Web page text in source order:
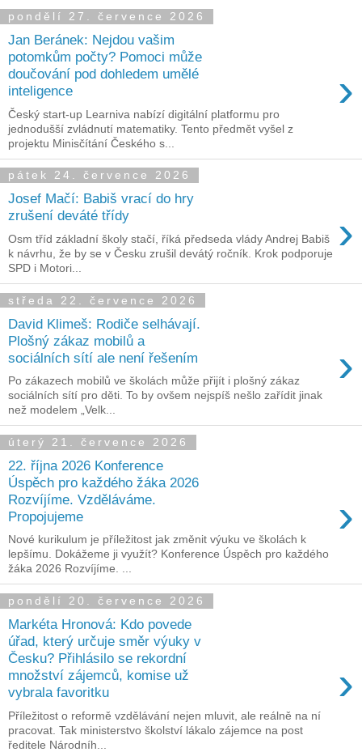
pondělí 27. července 2026
Jan Beránek: Nejdou vašim
potomkům počty? Pomoci může
doučování pod dohledem umělé
inteligence
›
Český start-up Learniva nabízí digitální platformu pro
jednodušší zvládnutí matematiky. Tento předmět vyšel z
projektu Minisčítání Českého s...
pátek 24. července 2026
Josef Mačí: Babiš vrací do hry
zrušení deváté třídy
›
Osm tříd základní školy stačí, říká předseda vlády Andrej Babiš
k návrhu, že by se v Česku zrušil devátý ročník. Krok podporuje
SPD i Motori...
středa 22. července 2026
David Klimeš: Rodiče selhávají.
Plošný zákaz mobilů a
sociálních sítí ale není řešením
›
Po zákazech mobilů ve školách může přijít i plošný zákaz
sociálních sítí pro děti. To by ovšem nejspíš nešlo zařídit jinak
než modelem „Velk...
úterý 21. července 2026
22. října 2026 Konference
Úspěch pro každého žáka 2026
Rozvíjíme. Vzděláváme.
Propojujeme
›
Nové kurikulum je příležitost jak změnit výuku ve školách k
lepšímu. Dokážeme ji využít? Konference Úspěch pro každého
žáka 2026 Rozvíjíme. ...
pondělí 20. července 2026
Markéta Hronová: Kdo povede
úřad, který určuje směr výuky v
Česku? Přihlásilo se rekordní
množství zájemců, komise už
vybrala favoritku
›
Příležitost o reformě vzdělávání nejen mluvit, ale reálně na ní
pracovat. Tak ministerstvo školství lákalo zájemce na post
ředitele Národníh...